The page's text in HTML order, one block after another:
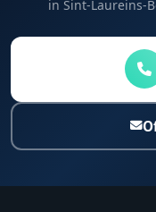
in Sint-Laureins-